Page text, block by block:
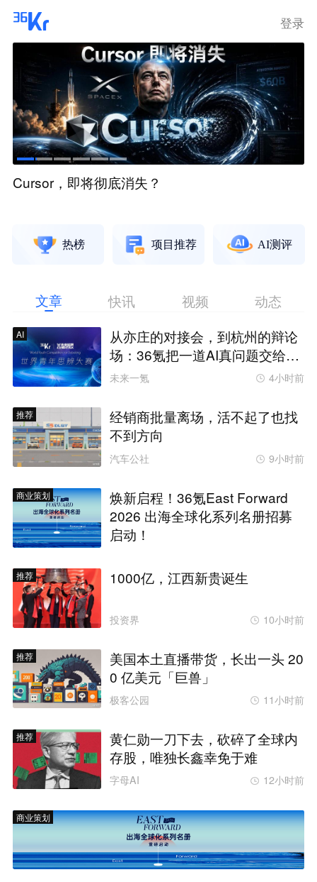
登录
Cursor，即将彻底消失？
热榜 项目推荐 AI测评
文章 快讯 视频 动态
AI
从亦庄的对接会，到杭州的辩论
场：36氪把一道AI真问题交给了
年轻人
未来一氪 4小时前
推荐
经销商批量离场，活不起了也找
不到方向
汽车公社 9小时前
商业策划
焕新启程！36氪East Forward
2026 出海全球化系列名册招募
启动！
推荐 1000亿，江西新贵诞生
投资界 10小时前
推荐
美国本土直播带货，长出一头 20
0 亿美元「巨兽」
极客公园 11小时前
推荐
黄仁勋一刀下去，砍碎了全球内
存股，唯独长鑫幸免于难
字母AI 12小时前
商业策划